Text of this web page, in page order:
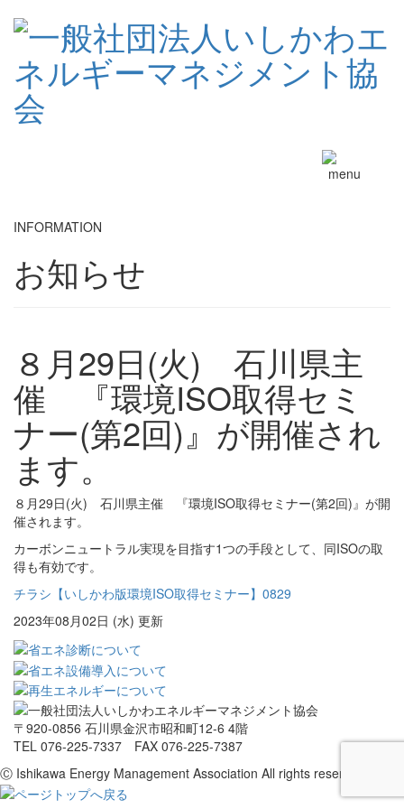
navigation
INFORMATION
お知らせ
８月29日(火) 石川県主
催 『環境ISO取得セミ
ナー(第2回)』が開催され
ます。
８月29日(火) 石川県主催 『環境ISO取得セミナー(第2回)』が開
催されます。
カーボンニュートラル実現を目指す1つの手段として、同ISOの取
得も有効です。
チラシ【いしかわ版環境ISO取得セミナー】0829
2023年08月02日 (水) 更新
〒920-0856 石川県金沢市昭和町12-6 4階
TEL 076-225-7337 FAX 076-225-7387
Ⓒ Ishikawa Energy Management Association All rights reserved.